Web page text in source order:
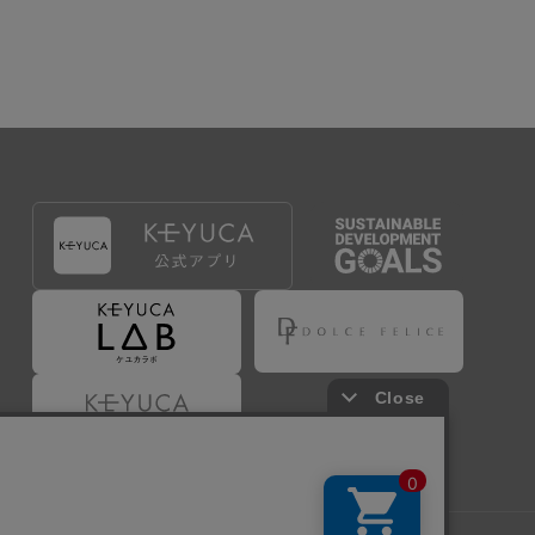
ることで登録することが出来ます。
判断した場合は、弊社は、その登録を取り消す
事前に通知することなく一旦なされた登録を取